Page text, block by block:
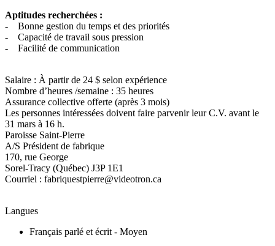
Aptitudes recherchées :
- Bonne gestion du temps et des priorités
- Capacité de travail sous pression
- Facilité de communication
Salaire : À partir de 24 $ selon expérience
Nombre d’heures /semaine : 35 heures
Assurance collective offerte (après 3 mois)
Les personnes intéressées doivent faire parvenir leur C.V. avant le
31 mars à 16 h.
Paroisse Saint-Pierre
A/S Président de fabrique
170, rue George
Sorel-Tracy (Québec) J3P 1E1
Courriel : fabriquestpierre@videotron.ca
Langues
Français parlé et écrit - Moyen